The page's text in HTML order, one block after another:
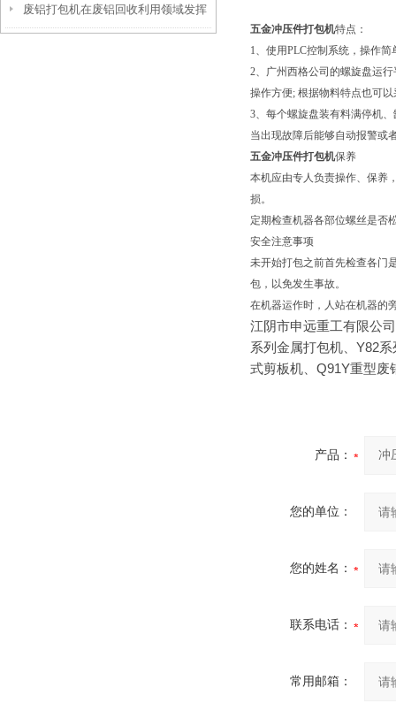
有哪些了
废铝打包机在废铝回收利用领域发挥
五金冲压件打包机特点：
1、使用PLC控制系统，操作简
2、广州西格公司的螺旋盘运
操作方便; 根据物料特点也可
3、每个螺旋盘装有料满停机
当出现故障后能够自动报警或
五金冲压件打包机保养
本机应由专人负责操作、保养
损。
定期检查机器各部位螺丝是否
安全注意事项
未开始打包之前首先检查各门
包，以免发生事故。
在机器运作时，人站在机器的
江阴市申远重工有限公
系列金属打包机、Y82
式剪板机、Q91Y重型废
产品：
您的单位：
您的姓名：
联系电话：
常用邮箱：